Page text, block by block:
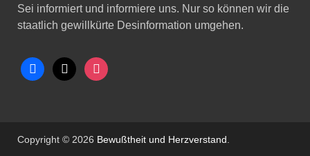
Sei informiert und informiere uns. Nur so können wir die
staatlich gewillkürte Desinformation umgehen.
Copyright © 2026 Bewußtheit und Herzverstand.